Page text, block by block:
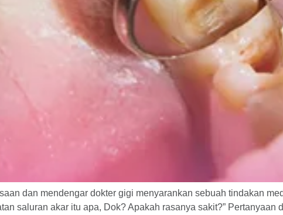
dan mendengar dokter gigi menyarankan sebuah tindakan
saluran akar itu apa, Dok? Apakah rasanya sakit?”